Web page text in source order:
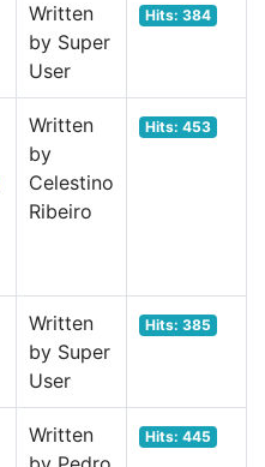
Written
by Super
User
Hits: 384
Written
by
Celestino
Ribeiro
Hits: 453
Written
by Super
User
Hits: 385
Written
Hits: 445